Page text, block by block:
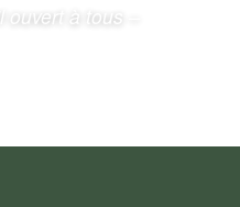
ouvert à tous –